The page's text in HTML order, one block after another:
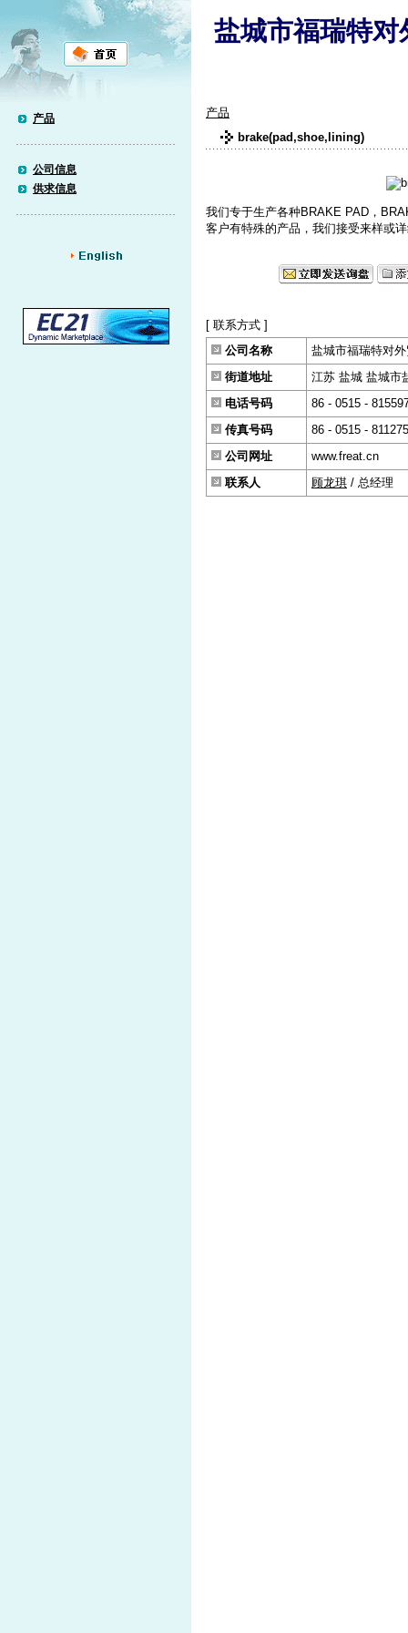
产品
公司信息
供求信息
盐城市福瑞特
产品
brake(pad,shoe,lining)
我们专于生产各种BRAKE PAD，
客户有特殊的产品，我们接受来样或
[ 联系方式 ]
公司名称
盐城市福瑞特对
街道地址
江苏 盐城 盐城市
电话号码
86 - 0515 -
传真号码
86 - 0515 -
公司网址
www.freat.cn
联系人
顾龙琪 / 总经理